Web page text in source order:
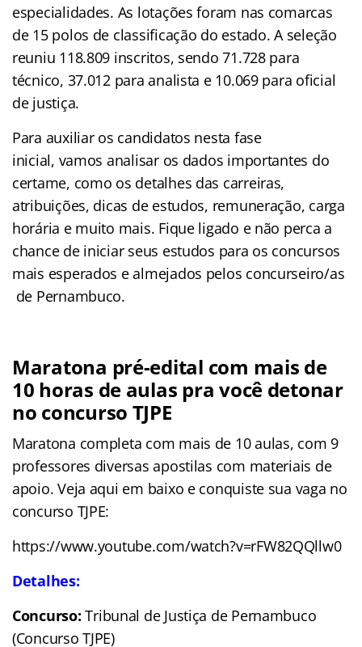
especialidades. As lotações foram nas comarcas
de 15 polos de classificação do estado. A seleção
reuniu 118.809 inscritos, sendo 71.728 para
técnico, 37.012 para analista e 10.069 para oficial
de justiça.
Para auxiliar os candidatos nesta fase
inicial, vamos analisar os dados importantes do
certame, como os detalhes das carreiras,
atribuições, dicas de estudos, remuneração, carga
horária e muito mais. Fique ligado e não perca a
chance de iniciar seus estudos para os concursos
mais esperados e almejados pelos concurseiro/as
de Pernambuco.
Maratona pré-edital com mais de
10 horas de aulas pra você detonar
no concurso TJPE
Maratona completa com mais de 10 aulas, com 9
professores diversas apostilas com materiais de
apoio. Veja aqui em baixo e conquiste sua vaga no
concurso TJPE:
https://www.youtube.com/watch?v=rFW82QQllw0
Detalhes:
Concurso:Tribunal de Justiça de Pernambuco
(Concurso TJPE)